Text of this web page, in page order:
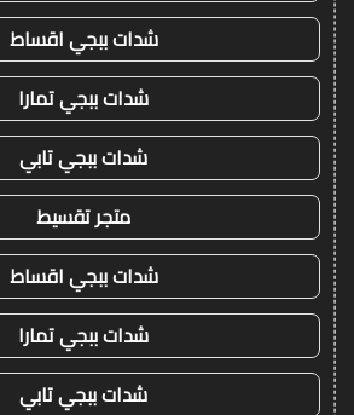
شدات ببجي اقساط
شدات ببجي تمارا
شدات ببجي تابي
متجر تقسيط
شدات ببجي اقساط
شدات ببجي تمارا
شدات ببجي تابي